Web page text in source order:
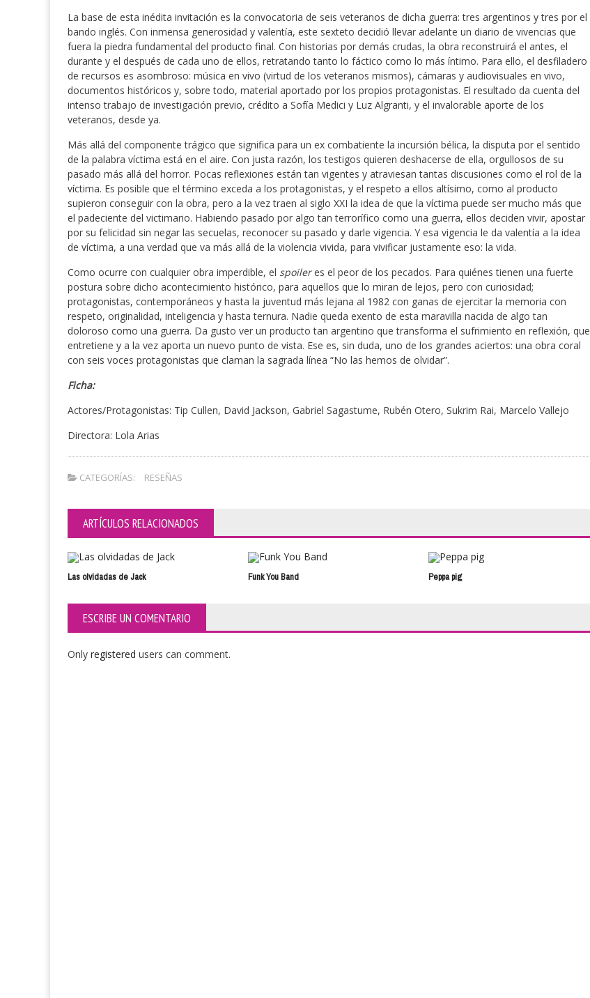
La base de esta inédita invitación es la convocatoria de seis veteranos de dicha guerra: tres argentinos y tres por el
bando inglés. Con inmensa generosidad y valentía, este sexteto decidió llevar adelante un diario de vivencias que
fuera la piedra fundamental del producto final. Con historias por demás crudas, la obra reconstruirá el antes, el
durante y el después de cada uno de ellos, retratando tanto lo fáctico como lo más íntimo. Para ello, el desfiladero
de recursos es asombroso: música en vivo (virtud de los veteranos mismos), cámaras y audiovisuales en vivo,
documentos históricos y, sobre todo, material aportado por los propios protagonistas. El resultado da cuenta del
intenso trabajo de investigación previo, crédito a Sofía Medici y Luz Algranti, y el invalorable aporte de los
veteranos, desde ya.
Más allá del componente trágico que significa para un ex combatiente la incursión bélica, la disputa por el sentido
de la palabra víctima está en el aire. Con justa razón, los testigos quieren deshacerse de ella, orgullosos de su
pasado más allá del horror. Pocas reflexiones están tan vigentes y atraviesan tantas discusiones como el rol de la
víctima. Es posible que el término exceda a los protagonistas, y el respeto a ellos altísimo, como al producto
supieron conseguir con la obra, pero a la vez traen al siglo XXI la idea de que la víctima puede ser mucho más que
el padeciente del victimario. Habiendo pasado por algo tan terrorífico como una guerra, ellos deciden vivir, apostar
por su felicidad sin negar las secuelas, reconocer su pasado y darle vigencia. Y esa vigencia le da valentía a la idea
de víctima, a una verdad que va más allá de la violencia vivida, para vivificar justamente eso: la vida.
Como ocurre con cualquier obra imperdible, el spoileres el peor de los pecados. Para quiénes tienen una fuerte
postura sobre dicho acontecimiento histórico, para aquellos que lo miran de lejos, pero con curiosidad;
protagonistas, contemporáneos y hasta la juventud más lejana al 1982 con ganas de ejercitar la memoria con
respeto, originalidad, inteligencia y hasta ternura. Nadie queda exento de esta maravilla nacida de algo tan
doloroso como una guerra. Da gusto ver un producto tan argentino que transforma el sufrimiento en reflexión, que
entretiene y a la vez aporta un nuevo punto de vista. Ese es, sin duda, uno de los grandes aciertos: una obra coral
con seis voces protagonistas que claman la sagrada línea “No las hemos de olvidar”.
Ficha:
Actores/Protagonistas: Tip Cullen, David Jackson, Gabriel Sagastume, Rubén Otero, Sukrim Rai, Marcelo Vallejo
Directora: Lola Arias
CATEGORÍAS: RESEÑAS
ARTÍCULOS RELACIONADOS
Las olvidadas de Jack Funk You Band Peppa pig
ESCRIBE UN COMENTARIO
Only registered users can comment.